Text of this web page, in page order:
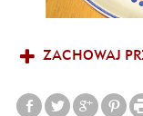
ZACHOWAJ